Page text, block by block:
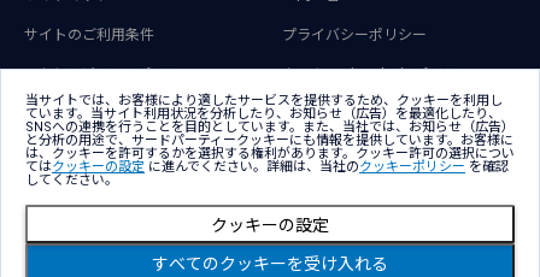
サイトのご利用条件 プライバシーポリシー
アクセシビリティポリシー クッキー（Cookie）ポリシー
クッキー（Cookie）プリファレンス
Copyright © NTT DATA Japan Corporation
当サイトでは、お客様により適したサービスを提供するため、クッキーを利用し
ています。当サイト利用状況を分析したり、お知らせ（広告）を最適化したり、
SNSへの連携を行うことを目的としています。また、当社では、お知らせ（広告）
と分析の用途で、サードパーティークッキーにも情報を提供しています。お客様に
は、クッキーを許可するかを選択する権利があります。クッキー許可の選択につい
てはクッキーの設定 に進んでください。詳細は、当社のクッキーポリシー を確認
してください。
すべてのクッキーを受け入れる
クッキーの設定